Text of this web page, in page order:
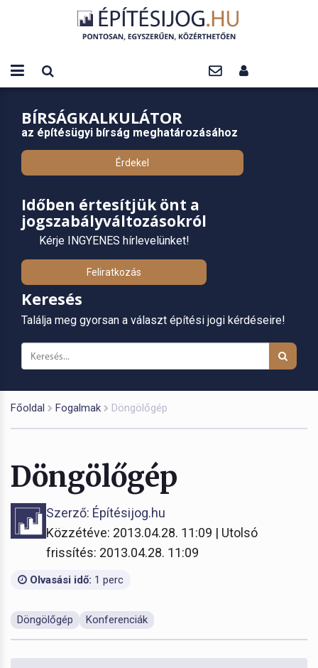
BÍRSÁGKALKULÁTOR
az építésügyi bírság meghatározásához
Érdekel
Időben értesítjük önt a
jogszabályváltozásokról
Kérje INGYENES hírlevelünket!
Feliratkozás
Keresés
Találja meg gyorsan a választ építési jogi kérdéseire!
Főoldal Fogalmak Döngölőgép
Döngölőgép
Szerző: Építésijog.hu
Közzétéve: 2013.04.28. 11:09 | Utolsó
frissítés: 2013.04.28. 11:09
Olvasási idő: 1 perc
Döngölőgép Konferenciák